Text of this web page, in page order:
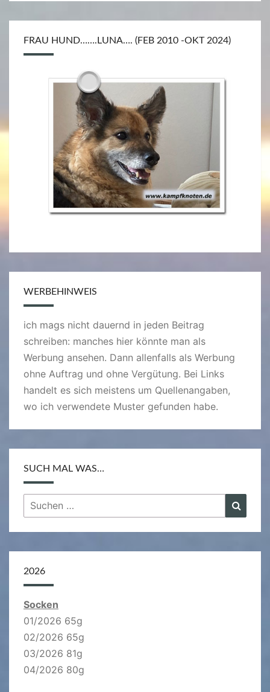
FRAU HUND…….LUNA…. (FEB 2010 -OKT 2024)
WERBEHINWEIS
ich mags nicht dauernd in jeden Beitrag
schreiben: manches hier könnte man als
Werbung ansehen. Dann allenfalls als Werbung
ohne Auftrag und ohne Vergütung. Bei Links
handelt es sich meistens um Quellenangaben,
wo ich verwendete Muster gefunden habe.
SUCH MAL WAS…
Suchen
nach:
2026
Socken
01/2026 65g
02/2026 65g
03/2026 81g
04/2026 80g